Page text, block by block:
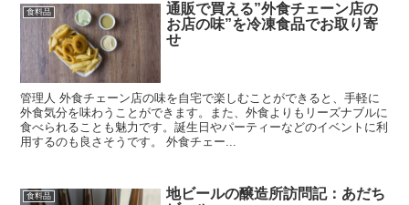
食料品
通販で買える”外食チェーン店の
お店の味”を冷凍食品でお取り寄
せ
管理人 外食チェーン店の味を自宅で楽しむことができると、手軽に
外食気分を味わうことができます。また、外食よりもリーズナブルに
食べられることも魅力です。誕生日やパーティーなどのイベントに利
用するのも良さそうです。 外食チェー...
食料品
地ビールの醸造所訪問記：あだち